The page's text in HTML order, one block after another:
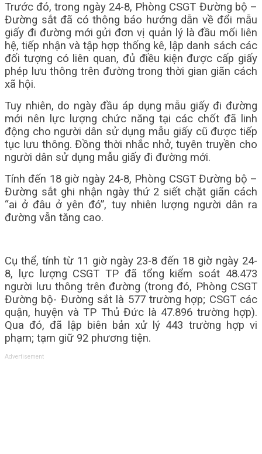
Trước đó, trong ngày 24-8, Phòng CSGT Đường bộ –
Đường sắt đã có thông báo hướng dẫn về đổi mẫu
giấy đi đường mới gửi đơn vị quản lý là đầu mối liên
hệ, tiếp nhận và tập hợp thống kê, lập danh sách các
đối tượng có liên quan, đủ điều kiện được cấp giấy
phép lưu thông trên đường trong thời gian giãn cách
xã hội.
Tuy nhiên, do ngày đầu áp dụng mẫu giấy đi đường
mới nên lực lượng chức năng tại các chốt đã linh
động cho người dân sử dụng mẫu giấy cũ được tiếp
tục lưu thông. Đồng thời nhắc nhở, tuyên truyền cho
người dân sử dụng mẫu giấy đi đường mới.
Tính đến 18 giờ ngày 24-8, Phòng CSGT Đường bộ –
Đường sắt ghi nhận ngày thứ 2 siết chặt giãn cách
“ai ở đâu ở yên đó”, tuy nhiên lượng người dân ra
đường vẫn tăng cao.
Cụ thể, tính từ 11 giờ ngày 23-8 đến 18 giờ ngày 24-
8, lực lượng CSGT TP đã tổng kiểm soát 48.473
người lưu thông trên đường (trong đó, Phòng CSGT
Đường bộ- Đường sắt là 577 trường hợp; CSGT các
quận, huyện và TP Thủ Đức là 47.896 trường hợp).
Qua đó, đã lập biên bản xử lý 443 trường hợp vi
phạm; tạm giữ 92 phương tiện.
Advertisement